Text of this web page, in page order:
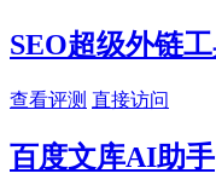
SEO超级外链
查看评测 直接访问
百度文库AI助手